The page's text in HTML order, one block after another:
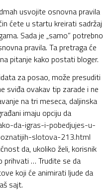
usvojite osnovna pravila
ćete u startu kreirati sadržaj
Sada je „samo” potrebno
pravila. Ta pretraga će
pitanje kako postati bloger.
za posao, može presuditi
sviđa ovakav tip zarade i ne
na tri meseca, daljinska
imaju opciju da
da-igras-i-pobedjujes-u-
slotova-213.html
da, ukoliko želi, korisnik
… Trudite se da
koji će animirati ljude da
sajt.